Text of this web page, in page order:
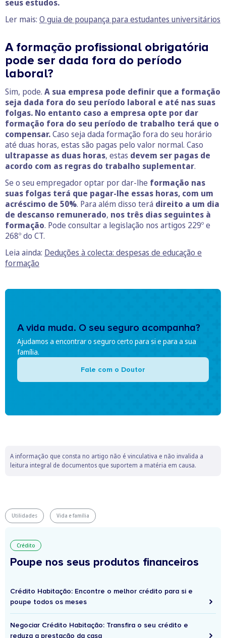
seus estudos.
Ler mais: O guia de poupança para estudantes universitários
A formação profissional obrigatória
pode ser dada fora do período
laboral?
Sim, pode. A sua empresa pode definir que a formação
seja dada fora do seu período laboral e até nas suas
folgas. No entanto caso a empresa opte por dar
formação fora do seu período de trabalho terá que o
compensar.Caso seja dada formação fora do seu horário
até duas horas, estas são pagas pelo valor normal. Caso
ultrapasse as duas horas, estas devem ser pagas de
acordo com as regras do trabalho suplementar.
Se o seu empregador optar por dar-lhe formação nas
suas folgas terá que pagar-lhe essas horas, com um
acréscimo de 50%. Para além disso terá direito a um dia
de descanso remunerado, nos três dias seguintes à
formação. Pode consultar a legislação nos artigos 229º e
268º do CT.
Leia ainda: Deduções à colecta: despesas de educação e
formação
A vida muda. O seu seguro acompanha?
Ajudamos a encontrar o seguro certo para si e para a sua
família.
Fale com o Doutor
A informação que consta no artigo não é vinculativa e não invalida a
leitura integral de documentos que suportem a matéria em causa.
Utilidades Vida e família
Crédito
Poupe nos seus produtos financeiros
Crédito Habitação: Encontre o melhor crédito para si e
poupe todos os meses
Negociar Crédito Habitação: Transfira o seu crédito e
reduza a prestação da casa